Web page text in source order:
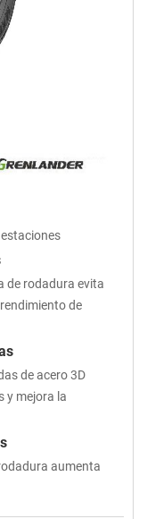
de rodadura evita
de
de acero 3D
y mejora la
aumenta